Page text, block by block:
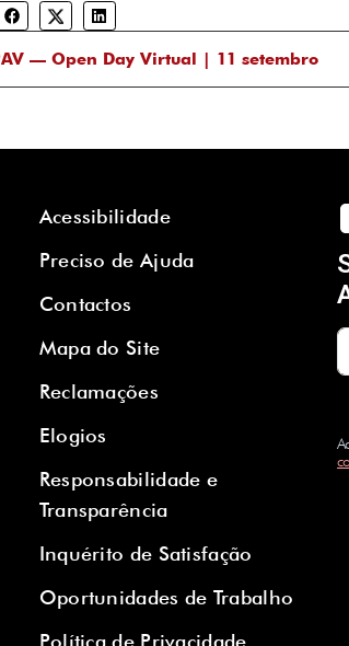
— Open Day Virtual | 11 setembro
Acessibilidade
Preciso de Ajuda
Contactos
Mapa do Site
Reclamações
Elogios
Responsabilidade e
Transparência
Inquérito de Satisfação
Oportunidades de Trabalho
Política de Privacidade